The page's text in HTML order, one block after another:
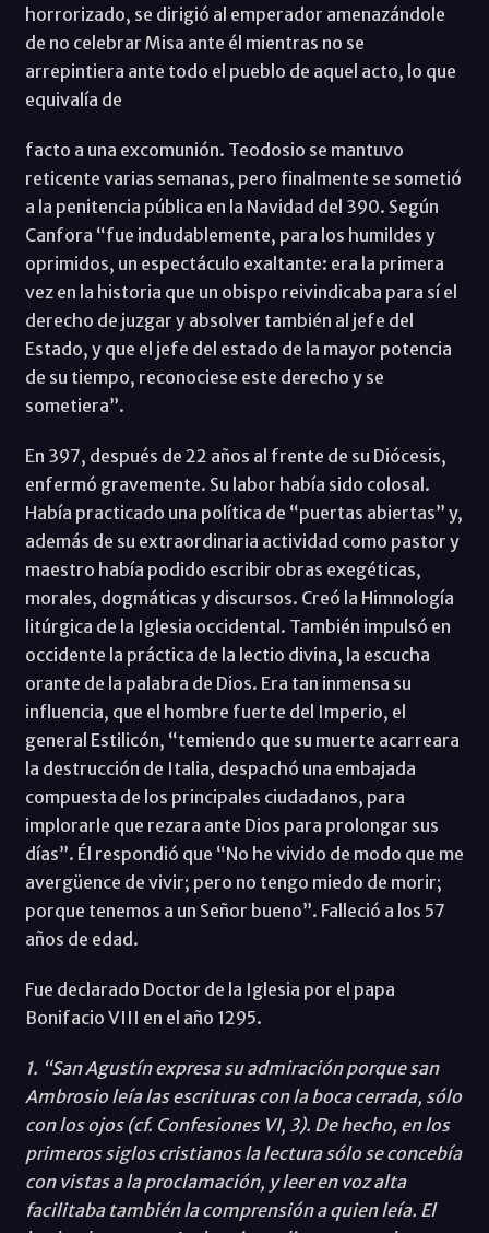
horrorizado, se dirigió al emperador amenazándole
de no celebrar Misa ante él mientras no se
arrepintiera ante todo el pueblo de aquel acto, lo que
equivalía de
facto a una excomunión. Teodosio se mantuvo
reticente varias semanas, pero finalmente se sometió
a la penitencia pública en la Navidad del 390. Según
Canfora “fue indudablemente, para los humildes y
oprimidos, un espectáculo exaltante: era la primera
vez en la historia que un obispo reivindicaba para sí el
derecho de juzgar y absolver también al jefe del
Estado, y que el jefe del estado de la mayor potencia
de su tiempo, reconociese este derecho y se
sometiera”.
En 397, después de 22 años al frente de su Diócesis,
enfermó gravemente. Su labor había sido colosal.
Había practicado una política de “puertas abiertas” y,
además de su extraordinaria actividad como pastor y
maestro había podido escribir obras exegéticas,
morales, dogmáticas y discursos. Creó la Himnología
litúrgica de la Iglesia occidental. También impulsó en
occidente la práctica de la lectio divina, la escucha
orante de la palabra de Dios. Era tan inmensa su
influencia, que el hombre fuerte del Imperio, el
general Estilicón, “temiendo que su muerte acarreara
la destrucción de Italia, despachó una embajada
compuesta de los principales ciudadanos, para
implorarle que rezara ante Dios para prolongar sus
días”. Él respondió que “No he vivido de modo que me
avergüence de vivir; pero no tengo miedo de morir;
porque tenemos a un Señor bueno”. Falleció a los 57
años de edad.
Fue declarado Doctor de la Iglesia por el papa
Bonifacio VIII en el año 1295.
1. “San Agustín expresa su admiración porque san
Ambrosio leía las escrituras con la boca cerrada, sólo
con los ojos (cf. Confesiones VI, 3). De hecho, en los
primeros siglos cristianos la lectura sólo se concebía
con vistas a la proclamación, y leer en voz alta
facilitaba también la comprensión a quien leía. El